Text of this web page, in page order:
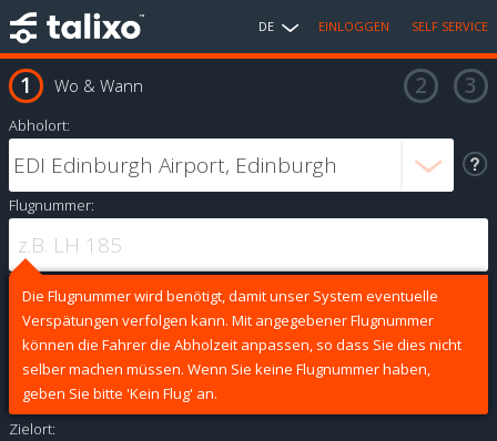
DE EINLOGGEN SELF SERVICE
Wo & Wann
Abholort:
Flugnummer:
Die Flugnummer wird benötigt, damit unser System eventuelle
Verspätungen verfolgen kann. Mit angegebener Flugnummer
können die Fahrer die Abholzeit anpassen, so dass Sie dies nicht
selber machen müssen. Wenn Sie keine Flugnummer haben,
geben Sie bitte 'Kein Flug' an.
Zielort: